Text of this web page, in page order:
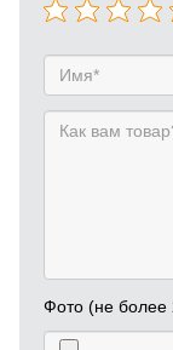
Фото (не более